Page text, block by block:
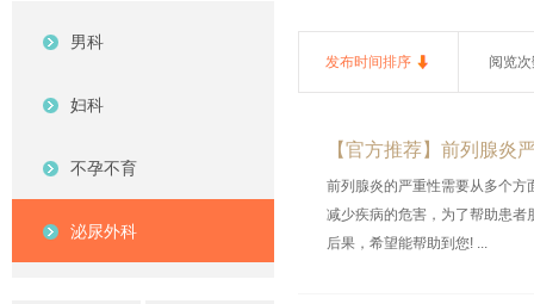
男科
妇科
不孕不育
泌尿外科
发布时间排序 阅览
【官方推荐】前列腺炎
前列腺炎的严重性需要从多个方
减少疾病的危害，为了帮助患者
后果，希望能帮助到您! ...